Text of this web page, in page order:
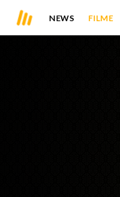
NEWS FILME